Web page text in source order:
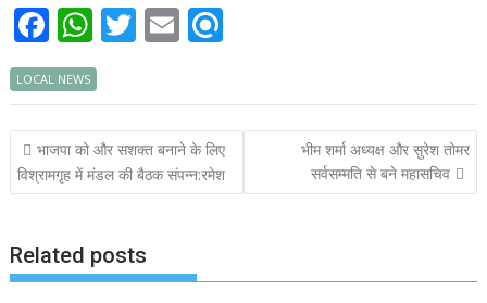
F
ac
e
b
o
o
W
h
at
s
A
p
T
itt
er
E
ai
l
i
n
d
LOCAL NEWS
Post
navigation
भाजपा को और सशक्त बनाने के लिए
विश्रामगृह में मंडल की बैठक संपन्न:रमेश
भीम शर्मा अध्यक्ष और सुरेश तोमर
सर्वसम्मति से बने महासचिव
Related posts